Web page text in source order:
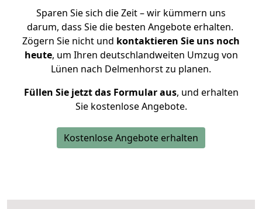
Sparen Sie sich die Zeit – wir kümmern uns
darum, dass Sie die besten Angebote erhalten.
Zögern Sie nicht und kontaktieren Sie uns noch
heute, um Ihren deutschlandweiten Umzug von
Lünen nach Delmenhorst zu planen.
Füllen Sie jetzt das Formular aus, und erhalten
Sie kostenlose Angebote.
Kostenlose Angebote erhalten